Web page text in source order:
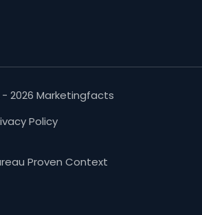
2026 Marketingfacts
Policy
Proven Context